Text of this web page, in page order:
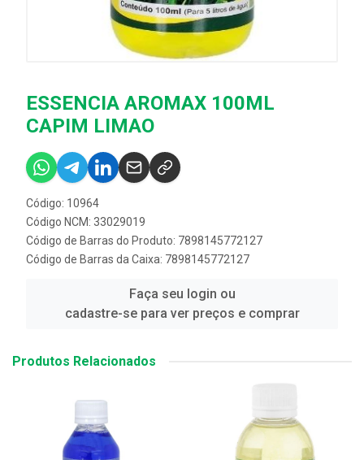
ESSENCIA AROMAX 100ML
CAPIM LIMAO
Código: 10964
Código NCM: 33029019
Código de Barras do Produto: 7898145772127
Código de Barras da Caixa: 7898145772127
Faça seu login ou
cadastre-se para ver preços e comprar
Produtos Relacionados